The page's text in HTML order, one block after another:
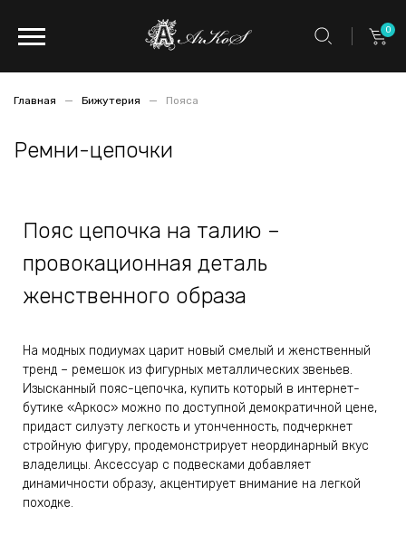
0
Главная Бижутерия Пояса
Ремни-цепочки
Пояс цепочка на талию –
провокационная деталь
женственного образа
На модных подиумах царит новый смелый и женственный
тренд – ремешок из фигурных металлических звеньев.
Изысканный пояс-цепочка, купить который в интернет-
бутике «Аркос» можно по доступной демократичной цене,
придаст силуэту легкость и утонченность, подчеркнет
стройную фигуру, продемонстрирует неординарный вкус
владелицы. Аксессуар с подвесками добавляет
динамичности образу, акцентирует внимание на легкой
походке.